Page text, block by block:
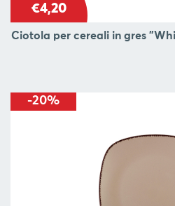
€4,20
Ciotola per cereali in gres
-20%